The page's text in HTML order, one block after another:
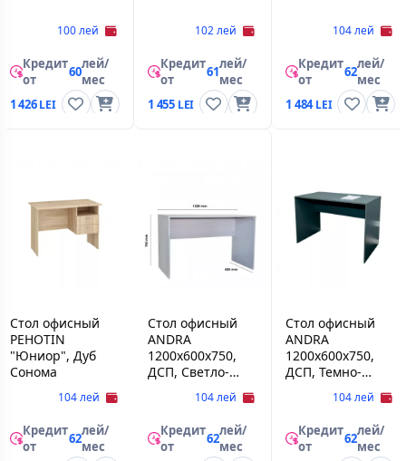
100 лей
Кредит
от
60лей/
мес
1 426
102 лей
Кредит
от
61лей/
мес
1 455
104 лей
Кредит
от
62лей/
мес
1 484
Стол офисный
PEHOTIN
"Юниор", Дуб
Сонома
104 лей
Кредит
от
62лей/
мес
Стол офисный
ANDRA
1200x600x750,
ДСП, Светло-
104 лей
Кредит
от
62лей/
мес
Стол офисный
ANDRA
1200x600x750,
ДСП, Темно-
104 лей
Кредит
от
62лей/
мес